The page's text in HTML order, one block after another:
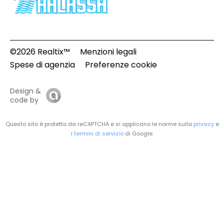
©2026 Realtix™
Menzioni legali
Spese di agenzia
Preferenze cookie
Design &
code by
Questo sito è protetto da reCAPTCHA e si applicano le norme sulla privacye
i termini di serviziodi Google.